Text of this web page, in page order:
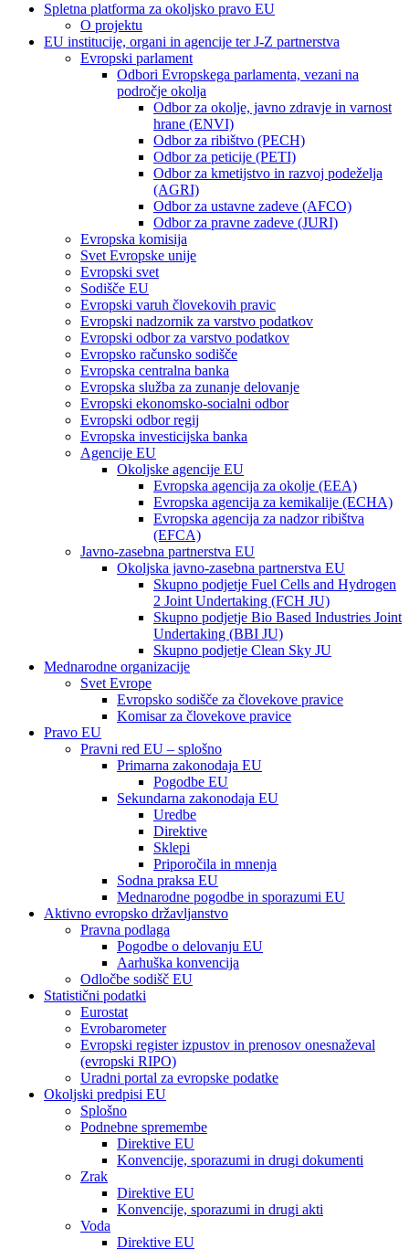
Spletna platforma za okoljsko pravo EU
O projektu
EU institucije, organi in agencije ter J-Z partnerstva
Evropski parlament
Odbori Evropskega parlamenta, vezani na
področje okolja
Odbor za okolje, javno zdravje in varnost
hrane (ENVI)
Odbor za ribištvo (PECH)
Odbor za peticije (PETI)
Odbor za kmetijstvo in razvoj podeželja
(AGRI)
Odbor za ustavne zadeve (AFCO)
Odbor za pravne zadeve (JURI)
Evropska komisija
Svet Evropske unije
Evropski svet
Sodišče EU
Evropski varuh človekovih pravic
Evropski nadzornik za varstvo podatkov
Evropski odbor za varstvo podatkov
Evropsko računsko sodišče
Evropska centralna banka
Evropska služba za zunanje delovanje
Evropski ekonomsko-socialni odbor
Evropski odbor regij
Evropska investicijska banka
Agencije EU
Okoljske agencije EU
Evropska agencija za okolje (EEA)
Evropska agencija za kemikalije (ECHA)
Evropska agencija za nadzor ribištva
(EFCA)
Javno-zasebna partnerstva EU
Okoljska javno-zasebna partnerstva EU
Skupno podjetje Fuel Cells and Hydrogen
2 Joint Undertaking (FCH JU)
Skupno podjetje Bio Based Industries Joint
Undertaking (BBI JU)
Skupno podjetje Clean Sky JU
Mednarodne organizacije
Svet Evrope
Evropsko sodišče za človekove pravice
Komisar za človekove pravice
Pravo EU
Pravni red EU – splošno
Primarna zakonodaja EU
Pogodbe EU
Sekundarna zakonodaja EU
Uredbe
Direktive
Sklepi
Priporočila in mnenja
Sodna praksa EU
Mednarodne pogodbe in sporazumi EU
Aktivno evropsko državljanstvo
Pravna podlaga
Pogodbe o delovanju EU
Aarhuška konvencija
Odločbe sodišč EU
Statistični podatki
Eurostat
Evrobarometer
Evropski register izpustov in prenosov onesnaževal
(evropski RIPO)
Uradni portal za evropske podatke
Okoljski predpisi EU
Splošno
Podnebne spremembe
Direktive EU
Konvencije, sporazumi in drugi dokumenti
Zrak
Direktive EU
Konvencije, sporazumi in drugi akti
Voda
Direktive EU